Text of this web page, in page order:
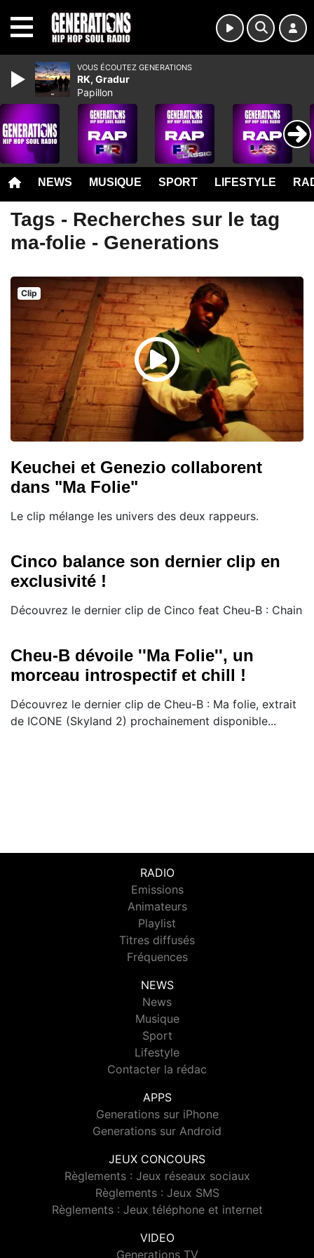
NEWS MUSIQUE SPORT LIFESTYLE
Tags - Recherches sur le tag
ma-folie - Generations
Clip
Keuchei et Genezio collaborent
dans "Ma Folie"
Le clip mélange les univers des deux rappeurs.
Cinco balance son dernier clip en
exclusivité !
Découvrez le dernier clip de Cinco feat Cheu-B : Chain
Cheu-B dévoile ''Ma Folie'', un
morceau introspectif et chill !
Découvrez le dernier clip de Cheu-B : Ma folie, extrait
de ICONE (Skyland 2) prochainement disponible...
RADIO
Emissions
Animateurs
Playlist
Titres diffusés
Fréquences
NEWS
News
Musique
Sport
Lifestyle
Contacter la rédac
APPS
Generations sur iPhone
Generations sur Android
JEUX CONCOURS
Règlements : Jeux réseaux sociaux
Règlements : Jeux SMS
Règlements : Jeux téléphone et internet
VIDEO
Generations TV
VOUS ÉCOUTEZ GENERATIONS
RK, Gradur
Papillon